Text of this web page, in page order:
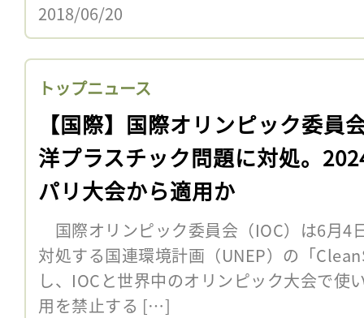
2018/06/20
トップニュース
【国際】国際オリンピック委員
洋プラスチック問題に対処。
パリ大会から適用か
国際オリンピック委員会（IOC）は6月4
対処する国連環境計画（UNEP）の「
し、IOCと世界中のオリンピック大会で使
用を禁止する […]